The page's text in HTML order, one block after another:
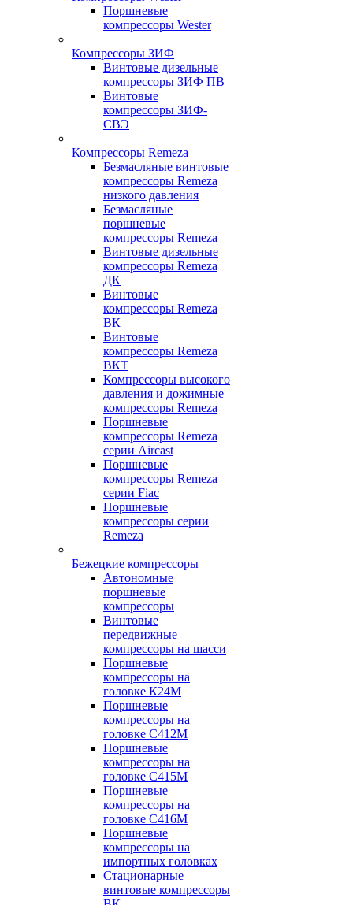
Поршневые
компрессоры Wester
Компрессоры ЗИФ
Винтовые дизельные
компрессоры ЗИФ ПВ
Винтовые
компрессоры ЗИФ-
СВЭ
Компрессоры Remeza
Безмасляные винтовые
компрессоры Remeza
низкого давления
Безмасляные
поршневые
компрессоры Remeza
Винтовые дизельные
компрессоры Remeza
ДК
Винтовые
компрессоры Remeza
ВК
Винтовые
компрессоры Remeza
ВКТ
Компрессоры высокого
давления и дожимные
компрессоры Remeza
Поршневые
компрессоры Remeza
серии Aircast
Поршневые
компрессоры Remeza
серии Fiac
Поршневые
компрессоры серии
Remeza
Бежецкие компрессоры
Автономные
поршневые
компрессоры
Винтовые
передвижные
компрессоры на шасси
Поршневые
компрессоры на
головке К24М
Поршневые
компрессоры на
головке С412М
Поршневые
компрессоры на
головке С415М
Поршневые
компрессоры на
головке С416М
Поршневые
компрессоры на
импортных головках
Стационарные
винтовые компрессоры